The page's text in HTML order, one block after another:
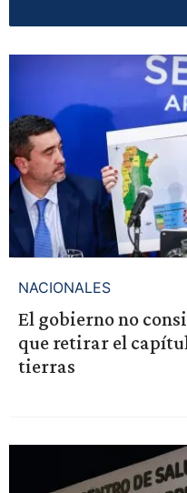
NACIONALES
El gobierno no
que retirar el
tierras